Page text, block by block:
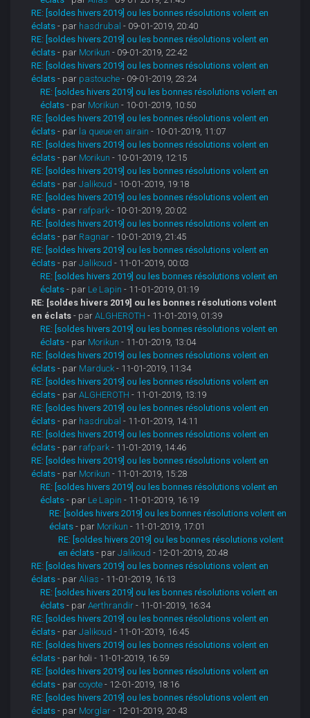
RE: [soldes hivers 2019] ou les bonnes résolutions volent en
éclats - par hasdrubal - 09-01-2019, 20:40
RE: [soldes hivers 2019] ou les bonnes résolutions volent en
éclats - par Morikun - 09-01-2019, 22:42
RE: [soldes hivers 2019] ou les bonnes résolutions volent en
éclats - par pastouche - 09-01-2019, 23:24
RE: [soldes hivers 2019] ou les bonnes résolutions volent en
éclats - par Morikun - 10-01-2019, 10:50
RE: [soldes hivers 2019] ou les bonnes résolutions volent en
éclats - par la queue en airain - 10-01-2019, 11:07
RE: [soldes hivers 2019] ou les bonnes résolutions volent en
éclats - par Morikun - 10-01-2019, 12:15
RE: [soldes hivers 2019] ou les bonnes résolutions volent en
éclats - parJalikoud - 10-01-2019, 19:18
RE: [soldes hivers 2019] ou les bonnes résolutions volent en
éclats - par rafpark - 10-01-2019, 20:02
RE: [soldes hivers 2019] ou les bonnes résolutions volent en
éclats - par Ragnar - 10-01-2019, 21:45
RE: [soldes hivers 2019] ou les bonnes résolutions volent en
éclats - parJalikoud - 11-01-2019, 00:03
RE: [soldes hivers 2019] ou les bonnes résolutions volent en
éclats - par Le Lapin - 11-01-2019, 01:19
RE: [soldes hivers 2019] ou les bonnes résolutions volent
en éclats - parALGHEROTH - 11-01-2019, 01:39
RE: [soldes hivers 2019] ou les bonnes résolutions volent en
éclats - par Morikun - 11-01-2019, 13:04
RE: [soldes hivers 2019] ou les bonnes résolutions volent en
éclats - par Marduck - 11-01-2019, 11:34
RE: [soldes hivers 2019] ou les bonnes résolutions volent en
éclats - parALGHEROTH - 11-01-2019, 13:19
RE: [soldes hivers 2019] ou les bonnes résolutions volent en
éclats - par hasdrubal - 11-01-2019, 14:11
RE: [soldes hivers 2019] ou les bonnes résolutions volent en
éclats - par rafpark - 11-01-2019, 14:46
RE: [soldes hivers 2019] ou les bonnes résolutions volent en
éclats - par Morikun - 11-01-2019, 15:28
RE: [soldes hivers 2019] ou les bonnes résolutions volent en
éclats - par Le Lapin - 11-01-2019, 16:19
RE: [soldes hivers 2019] ou les bonnes résolutions volent en
éclats - par Morikun - 11-01-2019, 17:01
RE: [soldes hivers 2019] ou les bonnes résolutions volent
en éclats - parJalikoud - 12-01-2019, 20:48
RE: [soldes hivers 2019] ou les bonnes résolutions volent en
éclats - parAlias - 11-01-2019, 16:13
RE: [soldes hivers 2019] ou les bonnes résolutions volent en
éclats - parAerthrandir - 11-01-2019, 16:34
RE: [soldes hivers 2019] ou les bonnes résolutions volent en
éclats - parJalikoud - 11-01-2019, 16:45
RE: [soldes hivers 2019] ou les bonnes résolutions volent en
éclats - par holi - 11-01-2019, 16:59
RE: [soldes hivers 2019] ou les bonnes résolutions volent en
éclats - parcoyote - 12-01-2019, 18:16
RE: [soldes hivers 2019] ou les bonnes résolutions volent en
éclats - par Morglar - 12-01-2019, 20:43